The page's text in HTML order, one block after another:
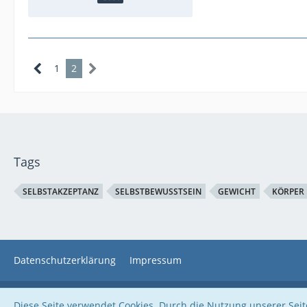
1 2
Tags
SELBSTAKZEPTANZ SELBSTBEWUSSTSEIN GEWICHT KÖRPER
Datenschutzerklärung Impressum